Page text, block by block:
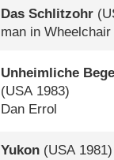
Das Schlitzohr (
man in Wheelchair
Unheimliche
(USA1983)
Dan Errol
Yukon (USA1981)